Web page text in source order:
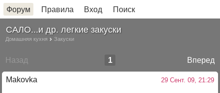
Форум Правила Вход Поиск
САЛО...и др. легкие закуски
Домашняя кухня Закуски
Назад Вперед
1
Makovka 29 Сент. 09, 21:29